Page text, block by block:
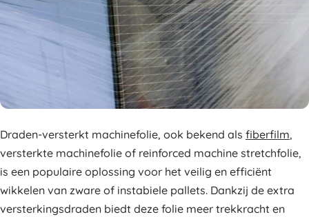
Draden-versterkt machinefolie, ook bekend als fiberfilm,
versterkte machinefolie of reinforced machine stretchfolie,
is een populaire oplossing voor het veilig en efficiënt
wikkelen van zware of instabiele pallets. Dankzij de extra
versterkingsdraden biedt deze folie meer trekkracht en